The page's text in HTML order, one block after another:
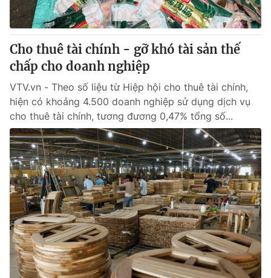
Cho thuê tài chính - gỡ khó tài sản thế
chấp cho doanh nghiệp
VTV.vn - Theo số liệu từ Hiệp hội cho thuê tài chính,
hiện có khoảng 4.500 doanh nghiệp sử dụng dịch vụ
cho thuê tài chính, tương đương 0,47% tổng số...